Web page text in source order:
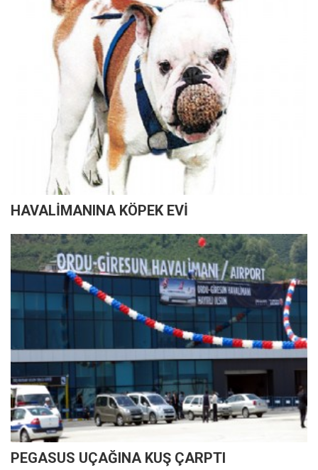
HAVALİMANINA KÖPEK EVİ
PEGASUS UÇAĞINA KUŞ ÇARPTI